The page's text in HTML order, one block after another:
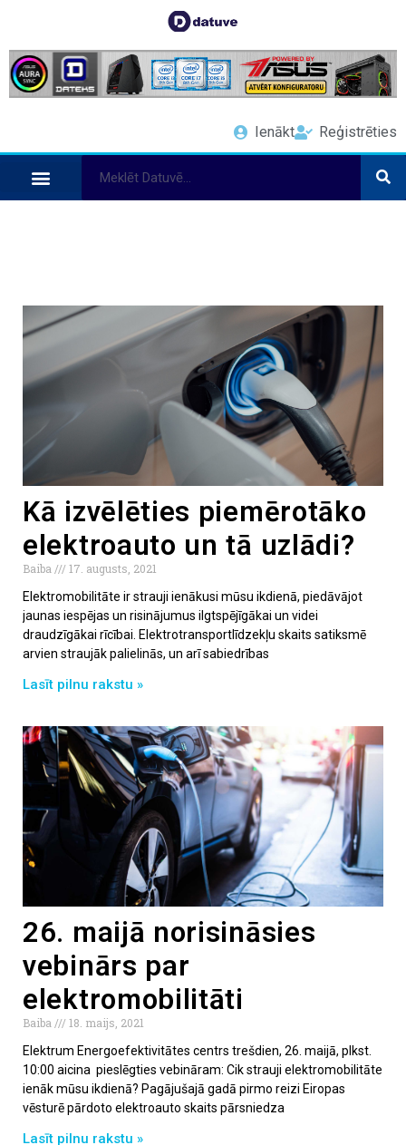
Ienākt Reģistrēties
Kā izvēlēties piemērotāko
elektroauto un tā uzlādi?
Baiba
17. augusts, 2021
Elektromobilitāte ir strauji ienākusi mūsu ikdienā, piedāvājot
jaunas iespējas un risinājumus ilgtspējīgākai un videi
draudzīgākai rīcībai. Elektrotransportlīdzekļu skaits satiksmē
arvien straujāk palielinās, un arī sabiedrības
Lasīt pilnu rakstu »
26. maijā norisināsies
vebinārs par
elektromobilitāti
Baiba
18. maijs, 2021
Elektrum Energoefektivitātes centrs trešdien, 26. maijā, plkst.
10:00 aicina pieslēgties vebināram: Cik strauji elektromobilitāte
ienāk mūsu ikdienā? Pagājušajā gadā pirmo reizi Eiropas
vēsturē pārdoto elektroauto skaits pārsniedza
Lasīt pilnu rakstu »